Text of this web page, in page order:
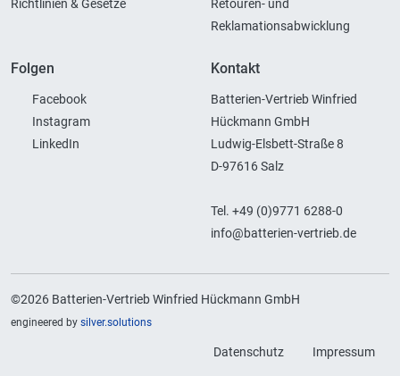
Richtlinien & Gesetze
Retouren- und
Reklamationsabwicklung
Folgen
Facebook
Instagram
LinkedIn
Kontakt
Batterien-Vertrieb Winfried
Hückmann GmbH
Ludwig-Elsbett-Straße 8
D-97616 Salz
Tel. +49 (0)9771 6288-0
info@batterien-vertrieb.de
©2026 Batterien-Vertrieb Winfried Hückmann GmbH
engineered by silver.solutions
Datenschutz Impressum